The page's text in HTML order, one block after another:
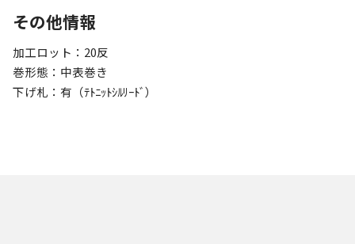
その他情報
加工ロット：20反
巻形態：中表巻き
下げ札：有（ﾃﾄﾆｯﾄｼﾙﾘｰﾄﾞ）